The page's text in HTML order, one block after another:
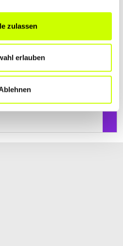
zulassen
erlauben